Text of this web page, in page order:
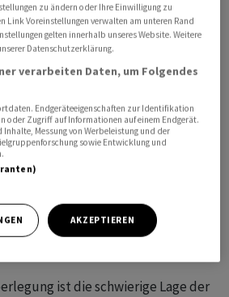
Standorte zu holen.»
ist die schwierige Lage der
zu ändern oder Ihre Einwilligung zu
Link Voreinstellungen verwalten am unteren Rand
gelten innerhalb unseres Website. Weitere
Datenschutzerklärung.
verarbeiten Daten, um Folgendes
Endgeräteeigenschaften zur Identifikation
oder Zugriff auf Informationen auf einem Endgerät.
Messung von Werbeleistung und der
sowie Entwicklung und
AKZEPTIEREN